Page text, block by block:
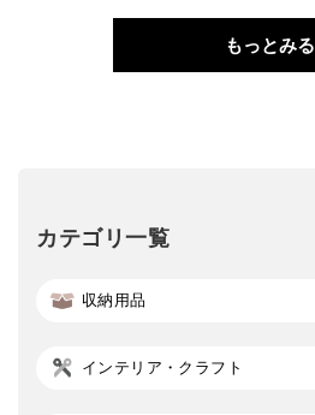
もっとみる
カテゴリ一覧
収納用品
インテリア・クラフト